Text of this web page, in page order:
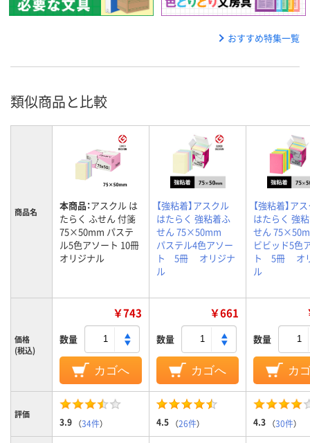
おすすめ特集一覧
類似商品と比較
商品名 本商品：アスクル は
たらく ふせん 付箋
75×50mm パステ
ル5色アソート 10冊
オリジナル
【強粘着】アスクル
はたらく 強粘着ふ
せん 75×50mm
パステル4色アソー
ト 5冊 オリジナ
ル
【強粘着】ア
はたらく 強
せん
ビビッド5色
ト 5冊 オ
ル
価格
(税込)
￥743
数量
カゴへ
￥661
数量
カゴへ
数量
カ
評価
3.9 （34件） 4.5 （26件） 4.3 （30件）